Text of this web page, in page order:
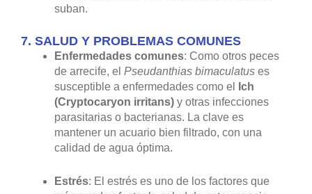
suban.
7. SALUD Y PROBLEMAS COMUNES
Enfermedades comunes: Como otros peces
de arrecife, el Pseudanthias bimaculatus es
susceptible a enfermedades como el
Ich
(Cryptocaryon irritans) y otras infecciones
parasitarias o bacterianas. La clave es
mantener un acuario bien filtrado, con una
calidad de agua óptima.
Estrés: El estrés es uno de los factores que